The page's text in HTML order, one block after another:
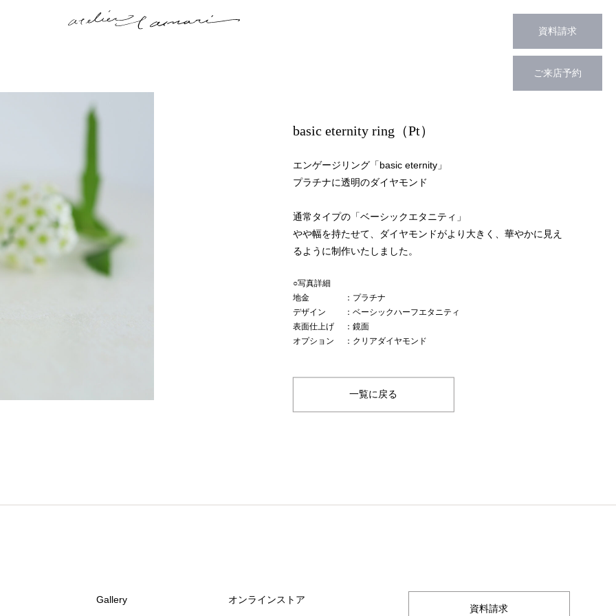
資料請求
ご来店予約
basic eternity ring（Pt）
エンゲージリング「basic eternity」
プラチナに透明のダイヤモンド
通常タイプの「ベーシックエタニティ」
やや幅を持たせて、ダイヤモンドがより大きく、華やかに見え
るように制作いたしました。
○写真詳細
地金
：プラチナ
デザイン
：ベーシックハーフエタニティ
表面仕上げ
：鏡面
オプション
：クリアダイヤモンド
一覧に戻る
Gallery
オンラインストア
資料請求